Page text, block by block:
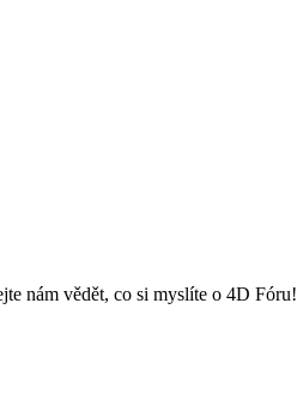
nám vědět, co si myslíte o 4D Fóru!